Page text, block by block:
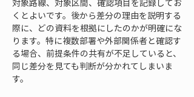
対象路線、対象区間、確認項目を記録してお
くとよいです。後から差分の理由を説明する
際に、どの資料を根拠にしたのかが明確にな
ります。特に複数部署や外部関係者と確認す
る場合、前提条件の共有が不足していると、
同じ差分を見ても判断が分かれてしまいま
す。